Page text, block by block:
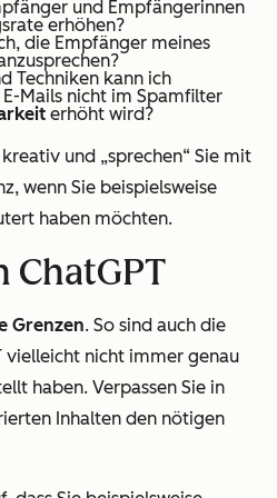
und Empfängerinnen
erhöhen?
die Empfänger meines
Techniken kann ich
Mails nicht im Spamfilter
erhöht wird?
kreativ und „sprechen“ Sie mit
wenn Sie beispielsweise
haben möchten.
ChatGPT
Grenzen. So sind auch die
vielleicht nicht immer genau
haben. Verpassen Sie in
Inhalten den nötigen